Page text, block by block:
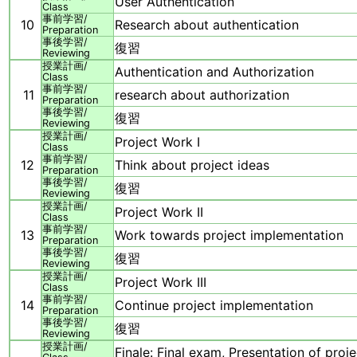
10
Class
事前学習/
Preparation
Research about authentication
事後学習/
Reviewing
復習
11
授業計画/
Class
Authentication and Authorization
事前学習/
Preparation
research about authorization
事後学習/
Reviewing
復習
12
授業計画/
Class
Project Work I
事前学習/
Preparation
Think about project ideas
事後学習/
Reviewing
復習
13
授業計画/
Class
Project Work II
事前学習/
Preparation
Work towards project implementation
事後学習/
Reviewing
復習
14
授業計画/
Class
Project Work III
事前学習/
Preparation
Continue project implementation
事後学習/
Reviewing
復習
授業計画/
Finale: Final exam, Presentation of